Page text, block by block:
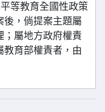
等教育全國性政策
後，倘提案主題屬
；屬地方政府權責
教育部權責者，由